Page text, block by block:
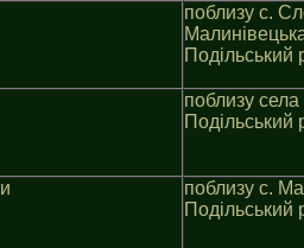
поблизу с.
Подільський
поблизу
Подільський
поблизу с.
Подільський